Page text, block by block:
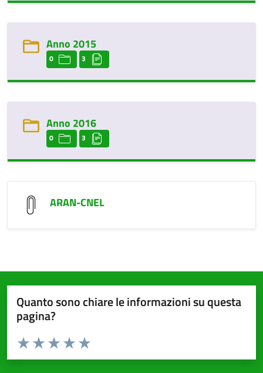
Anno 2015
0 3
Anno 2016
0 3
ARAN-CNEL
Quanto sono chiare le informazioni su questa
pagina?
Valuta da 1 a 5 stelle la pagina
Valuta 5 stelle su 5
Valuta 4 stelle su 5
Valuta 3 stelle su 5
Valuta 2 stelle su 5
Valuta 1 stelle su 5